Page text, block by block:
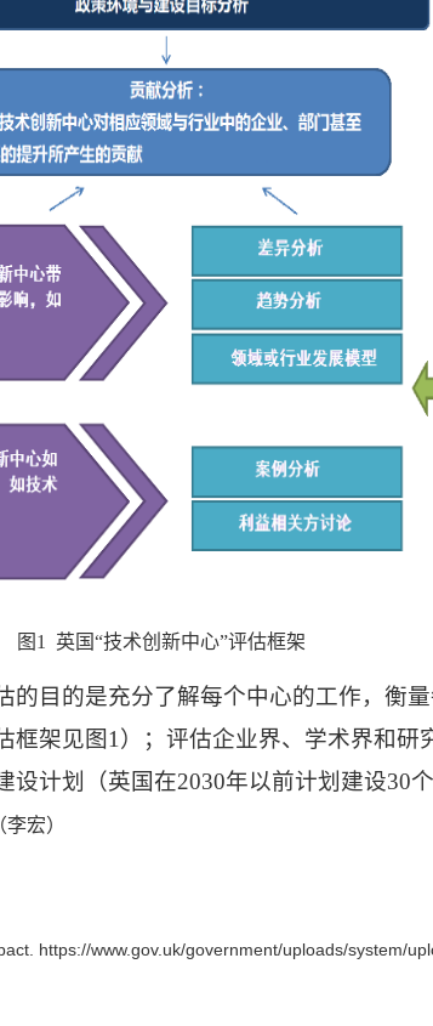
图 1 英国“技术创新中心”评估框架
的目的是充分了解每个中心的工作，衡
框架见图1 ）；评估企业界、学术界和研
设计划（英国在2030年以前计划建设30
李宏）
https://www.gov.uk/government/uploads/system/